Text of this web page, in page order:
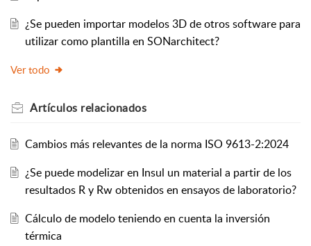
¿Se pueden importar modelos 3D de otros software para
utilizar como plantilla en SONarchitect?
Ver todo
Artículos relacionados
Cambios más relevantes de la norma ISO 9613-2:2024
¿Se puede modelizar en Insul un material a partir de los
resultados R y Rw obtenidos en ensayos de laboratorio?
Cálculo de modelo teniendo en cuenta la inversión
térmica